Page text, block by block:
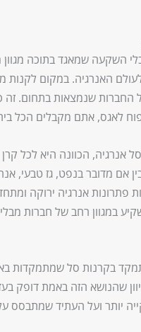
השקעה שמאגד בתוכה מגוון
האנרגיה. במקום לקנות
החברות שנמצאות בתחום. זה
לאגס, אתם מקבלים הכל
אנרגיה, הכוונה היא לכל
אם מדובר בנפט, גז טבעי,
פתרונות אנרגיה ירוקה
במגוון רחב של חברות
בקרנות סל שמתמקדות
שהנושא הזה באמת דופק
יותר ועל העתיד שמתבסס על